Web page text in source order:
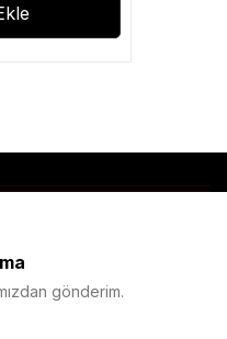
gönderim.